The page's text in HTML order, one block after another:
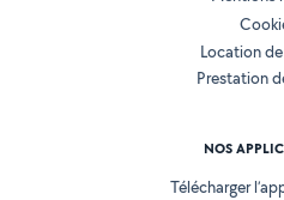
Location
Prestation
NOS
Télécharger